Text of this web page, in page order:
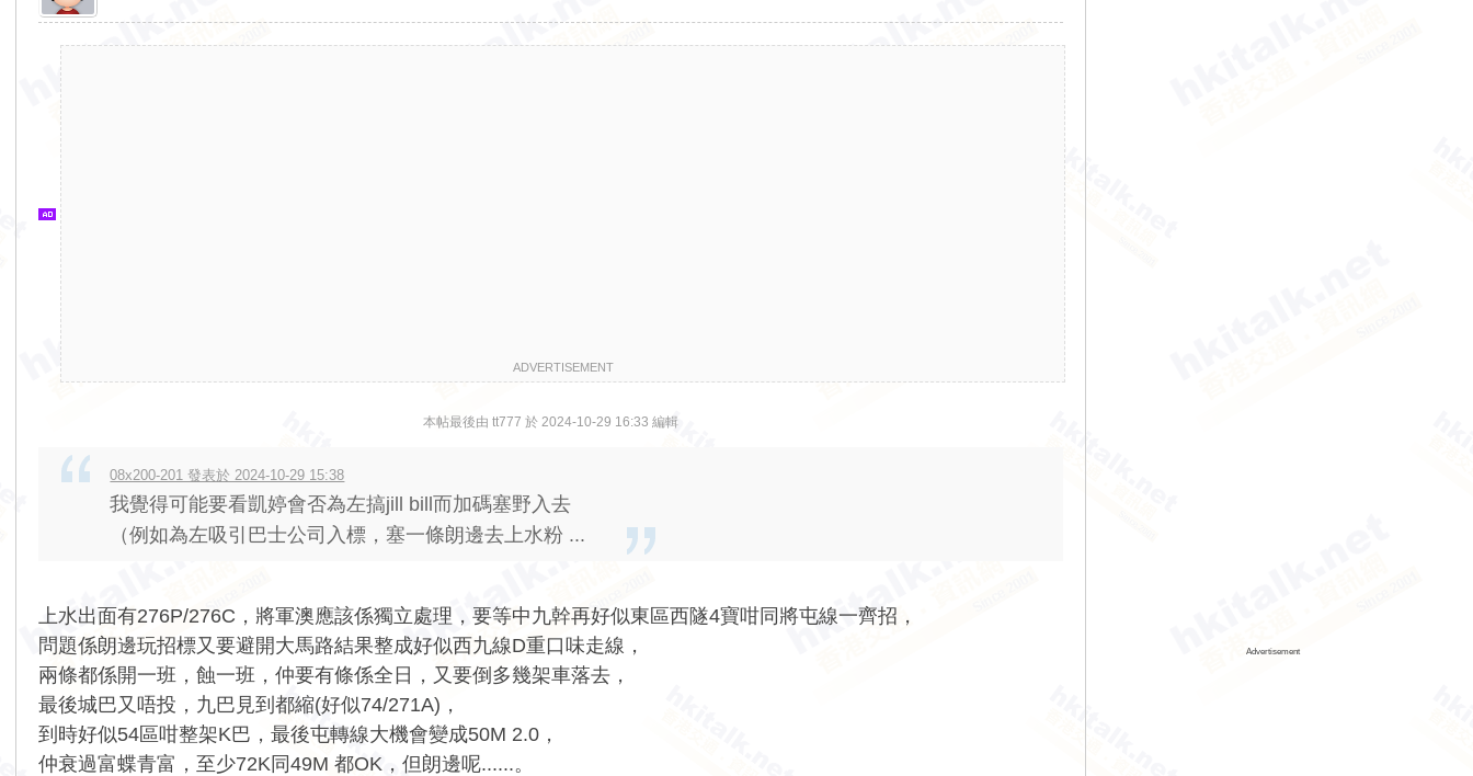
ADVERTISEMENT
本帖最後由 tt777 於 2024-10-29 16:33 編輯
08x200-201 發表於 2024-10-29 15:38
我覺得可能要看凱婷會否為左搞jill bill而加碼塞野入去
（例如為左吸引巴士公司入標，塞一條朗邊去上水粉 ...
上水出面有276P/276C，將軍澳應該係獨立處理，要等中九幹再好似東區西隧4寶咁同將屯線一齊招，
問題係朗邊玩招標又要避開大馬路結果整成好似西九線D重口味走線，
兩條都係開一班，蝕一班，仲要有條係全日，又要倒多幾架車落去，
最後城巴又唔投，九巴見到都縮(好似74/271A)，
到時好似54區咁整架K巴，最後屯轉線大機會變成50M 2.0，
仲衰過富蝶青富，至少72K同49M 都OK，但朗邊呢......。
Advertisement